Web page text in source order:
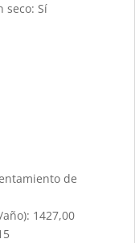
seco: Sí
de
1427,00